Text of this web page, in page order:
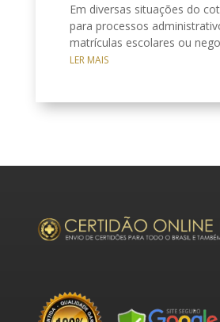
Em diversas situações do
para processos
matrículas escolares ou
LER MAIS